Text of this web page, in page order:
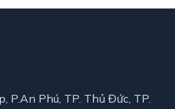
P.An Phú, TP. Thủ Đức, TP.